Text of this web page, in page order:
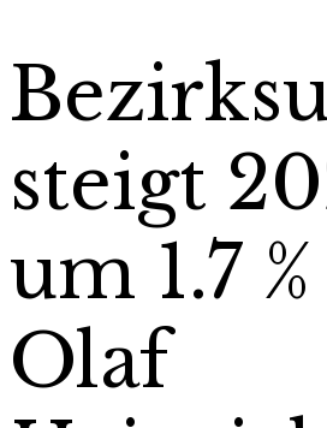
steigt
um 1.7
Olaf